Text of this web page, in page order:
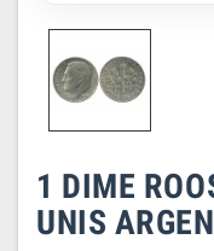
1 DIME
UNIS